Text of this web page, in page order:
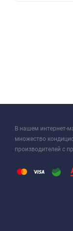
В нашем интернет-
множество
производителей с